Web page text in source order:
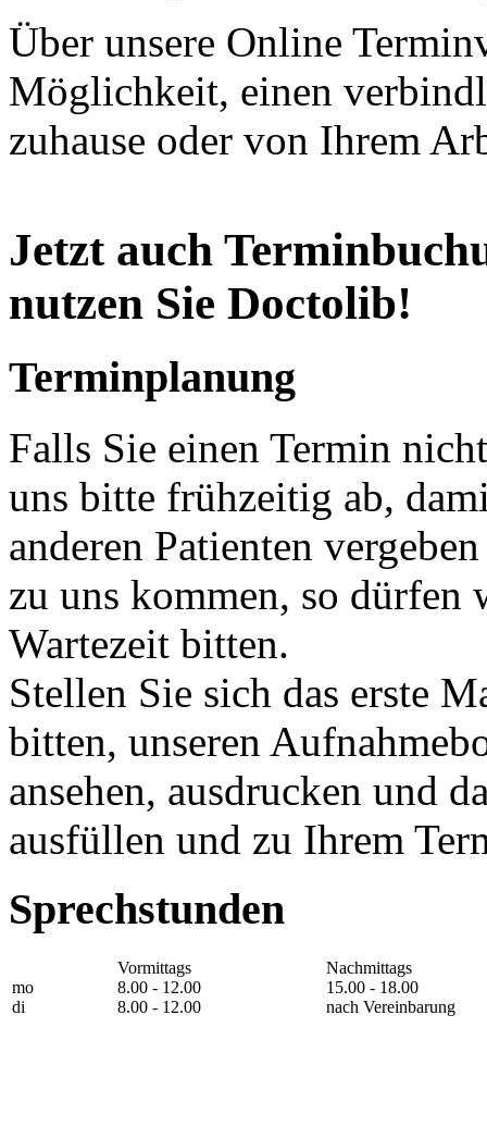
Über unsere Online
Möglichkeit, einen
zuhause oder von Ihrem
Jetzt auch
nutzen Sie Doctolib!
Terminplanung
Falls Sie einen Termin
uns bitte frühzeitig ab,
anderen Patienten
zu uns kommen, so dürfen
Wartezeit bitten.
Stellen Sie sich das erste
bitten, unseren
ansehen, ausdrucken und
ausfüllen und zu Ihrem
Sprechstunden
mo
di
Vormittags
8.00 - 12.00
8.00 - 12.00
Nachmittags
15.00 - 18.00
nach Vereinbarung